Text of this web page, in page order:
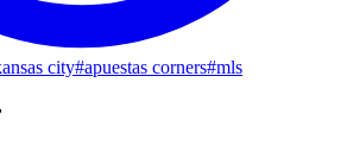
city#apuestas corners#mls